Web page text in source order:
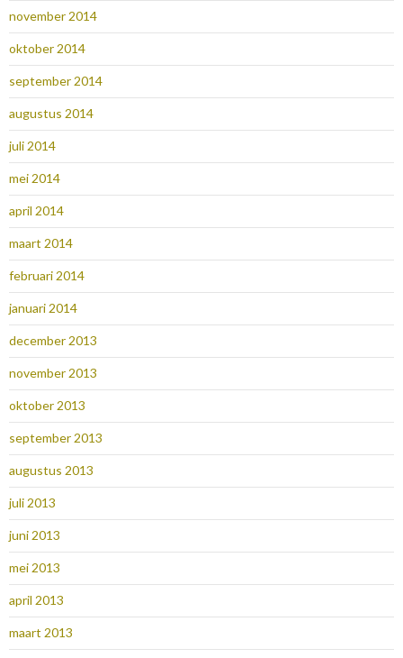
november 2014
oktober 2014
september 2014
augustus 2014
juli 2014
mei 2014
april 2014
maart 2014
februari 2014
januari 2014
december 2013
november 2013
oktober 2013
september 2013
augustus 2013
juli 2013
juni 2013
mei 2013
april 2013
maart 2013